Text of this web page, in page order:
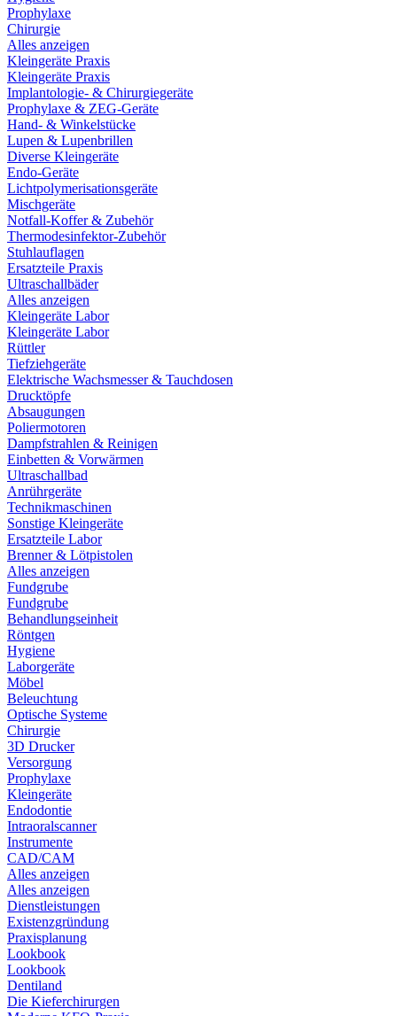
Prophylaxe
Chirurgie
Alles anzeigen
Kleingeräte Praxis
Kleingeräte Praxis
Implantologie- & Chirurgiegeräte
Prophylaxe & ZEG-Geräte
Hand- & Winkelstücke
Lupen & Lupenbrillen
Diverse Kleingeräte
Endo-Geräte
Lichtpolymerisationsgeräte
Mischgeräte
Notfall-Koffer & Zubehör
Thermodesinfektor-Zubehör
Stuhlauflagen
Ersatzteile Praxis
Ultraschallbäder
Alles anzeigen
Kleingeräte Labor
Kleingeräte Labor
Rüttler
Tiefziehgeräte
Elektrische Wachsmesser & Tauchdosen
Drucktöpfe
Absaugungen
Poliermotoren
Dampfstrahlen & Reinigen
Einbetten & Vorwärmen
Ultraschallbad
Anrührgeräte
Technikmaschinen
Sonstige Kleingeräte
Ersatzteile Labor
Brenner & Lötpistolen
Alles anzeigen
Fundgrube
Fundgrube
Behandlungseinheit
Röntgen
Hygiene
Laborgeräte
Möbel
Beleuchtung
Optische Systeme
Chirurgie
3D Drucker
Versorgung
Prophylaxe
Kleingeräte
Endodontie
Intraoralscanner
Instrumente
CAD/CAM
Alles anzeigen
Alles anzeigen
Dienstleistungen
Existenzgründung
Praxisplanung
Lookbook
Lookbook
Dentiland
Die Kieferchirurgen